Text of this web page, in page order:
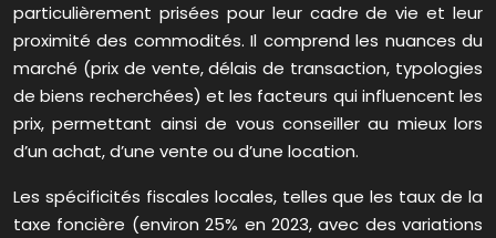
particulièrement prisées pour leur cadre de vie et leur
proximité des commodités. Il comprend les nuances du
marché (prix de vente, délais de transaction, typologies
de biens recherchées) et les facteurs qui influencent les
prix, permettant ainsi de vous conseiller au mieux lors
d’un achat, d’une vente ou d’une location.
Les spécificités fiscales locales, telles que les taux de la
taxe foncière (environ 25% en 2023, avec des variations